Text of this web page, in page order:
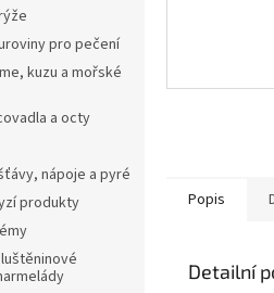
pro pečení
kuzu a mořské
a octy
nápoje a pyré
produkty
Popis
Detailní